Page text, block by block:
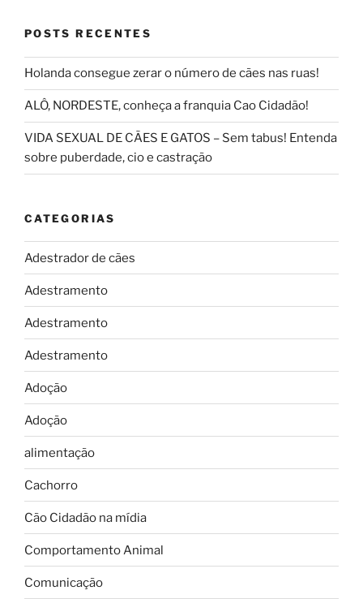
POSTS RECENTES
Holanda consegue zerar o número de cães nas ruas!
ALÔ, NORDESTE, conheça a franquia Cao Cidadão!
VIDA SEXUAL DE CÃES E GATOS – Sem tabus! Entenda
sobre puberdade, cio e castração
CATEGORIAS
Adestrador de cães
Adestramento
Adestramento
Adestramento
Adoção
Adoção
alimentação
Cachorro
Cão Cidadão na mídia
Comportamento Animal
Comunicação